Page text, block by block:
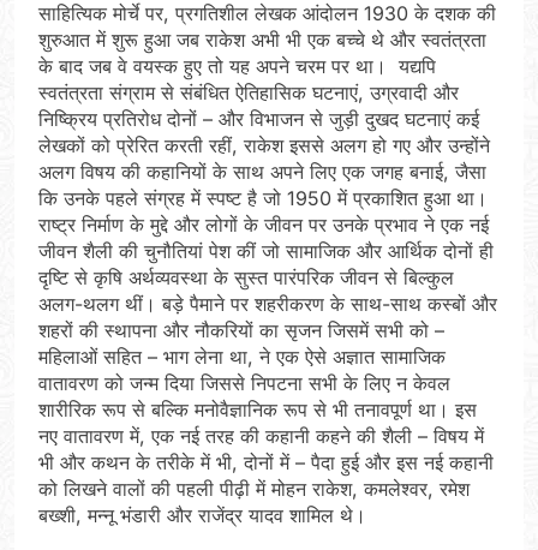
साहित्यिक मोर्चे पर, प्रगतिशील लेखक आंदोलन 1930 के दशक की
शुरुआत में शुरू हुआ जब राकेश अभी भी एक बच्चे थे और स्वतंत्रता
के बाद जब वे वयस्क हुए तो यह अपने चरम पर था। यद्यपि
स्वतंत्रता संग्राम से संबंधित ऐतिहासिक घटनाएं, उग्रवादी और
निष्क्रिय प्रतिरोध दोनों – और विभाजन से जुड़ी दुखद घटनाएं कई
लेखकों को प्रेरित करती रहीं, राकेश इससे अलग हो गए और उन्होंने
अलग विषय की कहानियों के साथ अपने लिए एक जगह बनाई, जैसा
कि उनके पहले संग्रह में स्पष्ट है जो 1950 में प्रकाशित हुआ था।
राष्ट्र निर्माण के मुद्दे और लोगों के जीवन पर उनके प्रभाव ने एक नई
जीवन शैली की चुनौतियां पेश कीं जो सामाजिक और आर्थिक दोनों ही
दृष्टि से कृषि अर्थव्यवस्था के सुस्त पारंपरिक जीवन से बिल्कुल
अलग-थलग थीं। बड़े पैमाने पर शहरीकरण के साथ-साथ कस्बों और
शहरों की स्थापना और नौकरियों का सृजन जिसमें सभी को –
महिलाओं सहित – भाग लेना था, ने एक ऐसे अज्ञात सामाजिक
वातावरण को जन्म दिया जिससे निपटना सभी के लिए न केवल
शारीरिक रूप से बल्कि मनोवैज्ञानिक रूप से भी तनावपूर्ण था। इस
नए वातावरण में, एक नई तरह की कहानी कहने की शैली – विषय में
भी और कथन के तरीके में भी, दोनों में – पैदा हुई और इस नई कहानी
को लिखने वालों की पहली पीढ़ी में मोहन राकेश, कमलेश्वर, रमेश
बख्शी, मन्नू भंडारी और राजेंद्र यादव शामिल थे।